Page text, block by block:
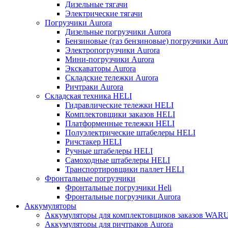
Дизельные тягачи
Электрические тягачи
Погрузчики Aurora
Дизельные погрузчики Aurora
Бензиновые (газ бензиновые) погрузчики
Электропогрузчики Aurora
Мини-погрузчики Aurora
Экскаваторы Aurora
Складские тележки Aurora
Ричтраки Aurora
Складская техника HELI
Гидравлические тележки HELI
Комплектовщики заказов HELI
Платформенные тележки HELI
Полуэлектрические штабелеры HELI
Ричстакер HELI
Ручные штабелеры HELI
Самоходные штабелеры HELI
Транспортировщики паллет HELI
Фронтальные погрузчики
Фронтальные погрузчики Heli
Фронтальные погрузчики Aurora
Аккумуляторы
Аккумуляторы для комплектовщиков заказов
Аккумуляторы для ричтраков Aurora